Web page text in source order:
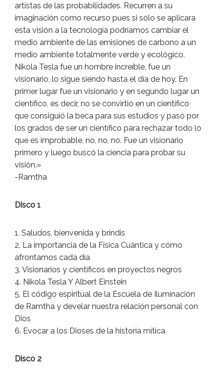
artistas de las probabilidades. Recurren a su
imaginación como recurso pues si sólo se aplicara
esta visión a la tecnología podríamos cambiar el
medio ambiente de las emisiones de carbono a un
medio ambiente totalmente verde y ecológico.
Nikola Tesla fue un hombre increíble, fue un
visionario, lo sigue siendo hasta el día de hoy. En
primer lugar fue un visionario y en segundo lugar un
científico, es decir, no se convirtió en un científico
que consiguió la beca para sus estudios y pasó por
los grados de ser un científico para rechazar todo lo
que es improbable, no, no, no. Fue un visionario
primero y luego buscó la ciencia para probar su
visión.»
-Ramtha
Disco 1
1. Saludos, bienvenida y brindis
2. La importancia de la Física Cuántica y cómo
afrontamos cada día
3. Visionarios y científicos en proyectos negros
4. Nikola Tesla Y Albert Einstein
5. El código espiritual de la Escuela de Iluminación
de Ramtha y develar nuestra relación personal con
Dios
6. Evocar a los Dioses de la historia mítica
Disco 2